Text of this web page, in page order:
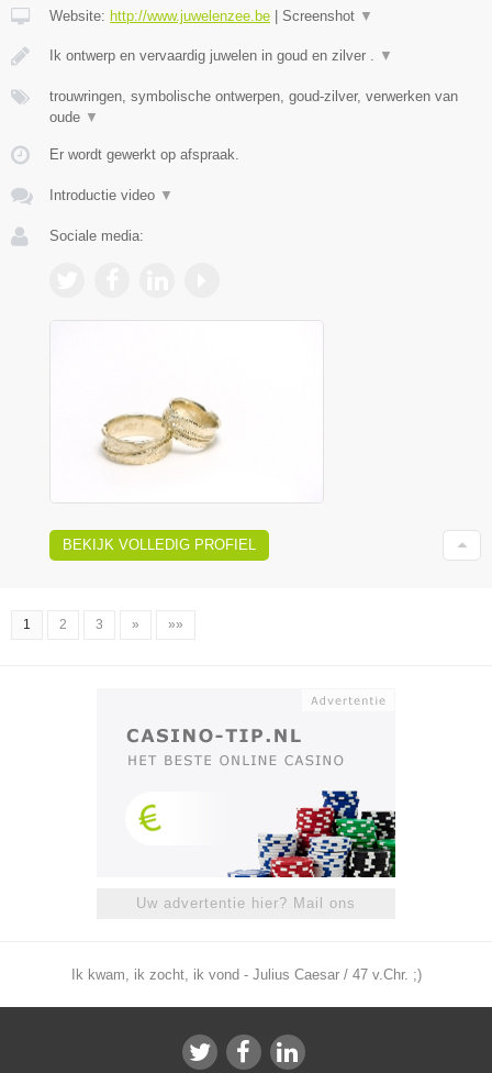
Website: http://www.juwelenzee.be Screenshot ▼
Ik ontwerp en vervaardig juwelen in goud en zilver . ▼
trouwringen, symbolische ontwerpen, goud-zilver, verwerken van
oude ▼
Er wordt gewerkt op afspraak.
Introductie video ▼
Sociale media:
BEKIJK VOLLEDIG PROFIEL
1 2 3 » »»
Uw advertentie hier? Mail ons
Ik kwam, ik zocht, ik vond - Julius Caesar / 47 v.Chr. ;)